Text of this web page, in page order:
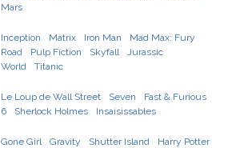
Mars
Inception Matrix Iron Man
Mad Max: Fury
Road
Pulp Fiction Skyfall
Jurassic
World
Titanic
Le Loup de Wall Street Seven
Fast & Furious
6
Sherlock Holmes Insaisissables
Gone Girl Gravity Shutter Island Harry Potter